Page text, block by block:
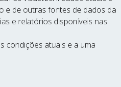
e de outras fontes de dados da
e relatórios disponíveis nas
condições atuais e a uma